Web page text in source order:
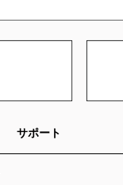
サポート